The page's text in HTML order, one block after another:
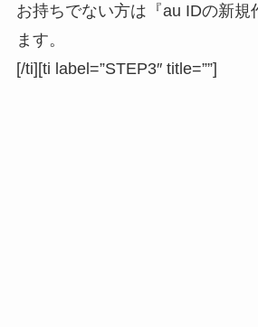
お持ちでない方は『au IDの新規
ます。
[/ti][ti label=”STEP3″ title=””]